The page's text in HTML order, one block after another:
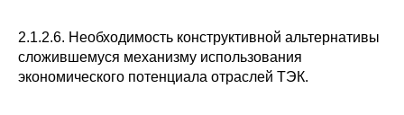
2.1.2.6. Необходимость конструктивной альтернативы
сложившемуся механизму использования
экономического потенциала отраслей ТЭК.